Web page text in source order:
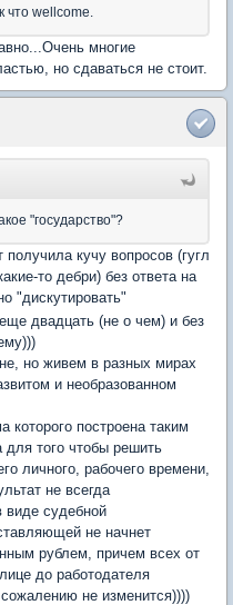
что wellcome.
многие
но сдаваться не стоит.
"государство"?
кучу вопросов (гугл
то дебри) без ответа на
"дискутировать"
двадцать (не о чем) и без
но живем в разных мирах
и необразованном
которого построена таким
для того чтобы решить
личного, рабочего времени,
не всегда
виде судебной
не начнет
рублем, причем всех от
до работодателя
не изменится))))